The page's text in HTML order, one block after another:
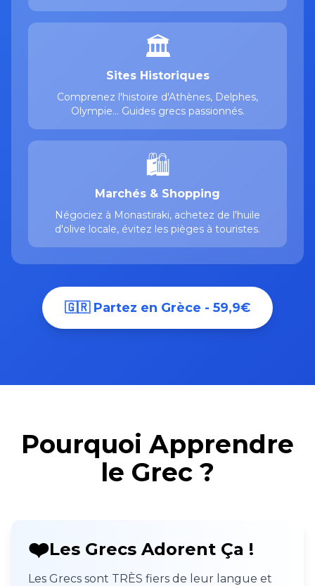
🏛️
Sites Historiques
Comprenez l'histoire d'Athènes, Delphes,
Olympie... Guides grecs passionnés.
🛍️
Marchés & Shopping
Négociez à Monastiraki, achetez de l'huile
d'olive locale, évitez les pièges à touristes.
🇬🇷 Partez en Grèce - 59,9€
Pourquoi Apprendre
le Grec ?
❤️Les Grecs Adorent Ça !
Les Grecs sont TRÈS fiers de leur langue et